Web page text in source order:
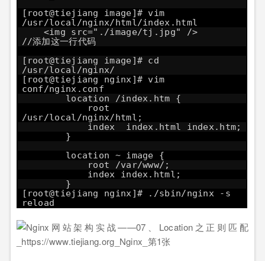
[root@tiejiang image]# vim
/usr/local/nginx/html/index.html
<img src="./image/tj.jpg" />
//添加这一行代码
[root@tiejiang image]# cd
/usr/local/nginx/
[root@tiejiang nginx]# vim
conf/nginx.conf
location /index.htm {
root
/usr/local/nginx/html;
index index.html index.htm;
}
location ~ image {
root /var/www/;
index index.html;
}
[root@tiejiang nginx]# ./sbin/nginx -s
reload